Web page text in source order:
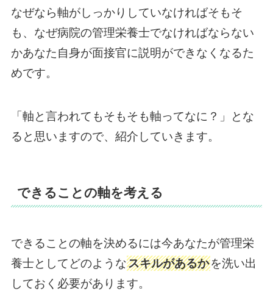
なぜなら軸がしっかりしていなければそもそ
も、なぜ病院の管理栄養士でなければならない
かあなた自身が面接官に説明ができなくなるた
めです。
「軸と言われてもそもそも軸ってなに？」とな
ると思いますので、紹介していきます。
できることの軸を考える
できることの軸を決めるには今あなたが管理栄
養士としてどのようなスキルがあるかを洗い出
しておく必要があります。